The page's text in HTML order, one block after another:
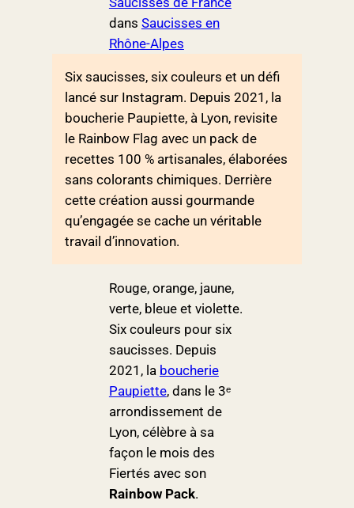
dans Saucisses en
Rhône-Alpes
Six saucisses, six couleurs et un défi
lancé sur Instagram. Depuis 2021, la
boucherie Paupiette, à Lyon, revisite
le Rainbow Flag avec un pack de
recettes 100 % artisanales, élaborées
sans colorants chimiques. Derrière
cette création aussi gourmande
qu’engagée se cache un véritable
travail d’innovation.
Rouge, orange, jaune,
verte, bleue et violette.
Six couleurs pour six
saucisses. Depuis
2021, la boucherie
Paupiette, dans le 3ᵉ
arrondissement de
Lyon, célèbre à sa
façon le mois des
Fiertés avec son
Rainbow Pack.